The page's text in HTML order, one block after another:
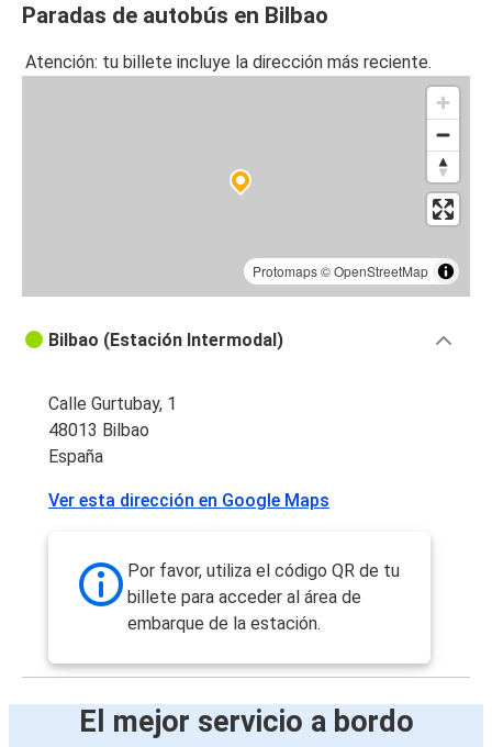
Paradas de autobús en Bilbao
Atención: tu billete incluye la dirección más reciente.
Protomaps©OpenStreetMap
Bilbao (Estación Intermodal)
Calle Gurtubay, 1
48013 Bilbao
España
Ver esta dirección en Google Maps
Por favor, utiliza el código QR de tu
billete para acceder al área de
embarque de la estación.
El mejor servicio a bordo